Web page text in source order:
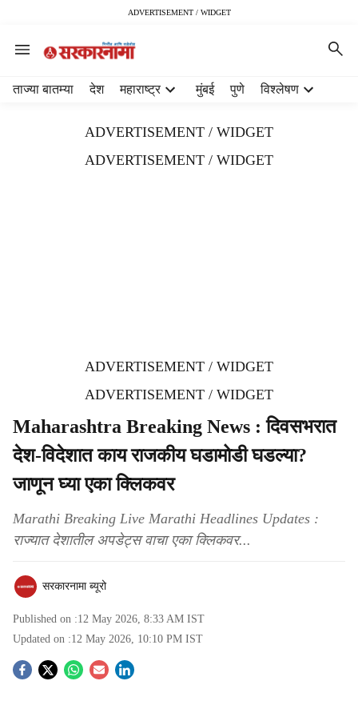
ADVERTISEMENT / WIDGET
ताज्या बातम्या देश महाराष्ट्र मुंबई पुणे विश्लेषण
ADVERTISEMENT / WIDGET
ADVERTISEMENT / WIDGET
ADVERTISEMENT / WIDGET
ADVERTISEMENT / WIDGET
Maharashtra Breaking News : दिवसभरात
देश-विदेशात काय राजकीय घडामोडी घडल्या?
जाणून घ्या एका क्लिकवर
Marathi Breaking Live Marathi Headlines Updates :
राज्यात देशातील अपडेट्स वाचा एका क्लिकवर...
सरकारनामा ब्यूरो
Published on :12 May 2026, 8:33 AM IST
Updated on :12 May 2026, 10:10 PM IST
S